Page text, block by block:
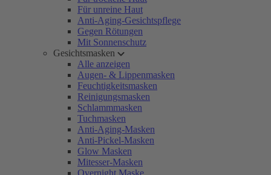
Für unreine Haut
Anti-Aging-Gesichtspflege
Gegen Rötungen
Mit Sonnenschutz
Gesichtsmasken
Alle anzeigen
Augen- & Lippenmasken
Feuchtigkeitsmasken
Reinigungsmasken
Schlammmasken
Tuchmasken
Anti-Aging-Masken
Anti-Pickel-Masken
Glow Masken
Mitesser-Masken
Overnight Maske